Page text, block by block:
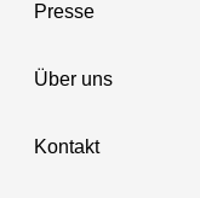
Presse
Über uns
Kontakt